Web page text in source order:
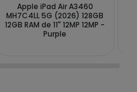
Apple iPad Air A3460
MH7C4LL 5G (2026) 128GB
12GB RAM de 11" 12MP 12MP -
Purple